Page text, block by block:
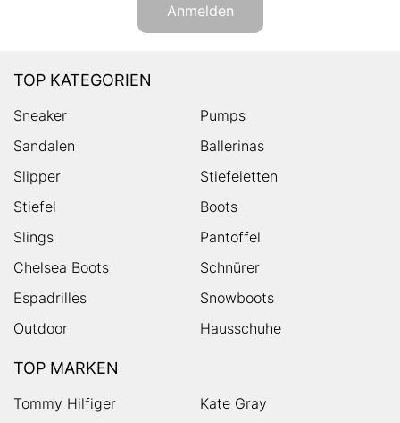
Anmelden
TOP KATEGORIEN
Sneaker
Pumps
Sandalen
Ballerinas
Slipper
Stiefeletten
Stiefel
Boots
Slings
Pantoffel
Chelsea Boots
Schnürer
Espadrilles
Snowboots
Outdoor
Hausschuhe
TOP MARKEN
Tommy Hilfiger
Kate Gray